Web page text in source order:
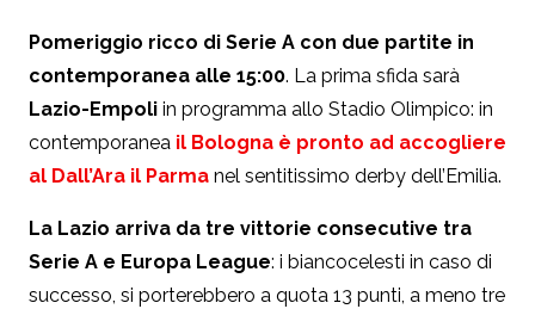
Pomeriggio ricco di Serie A con due partite in
contemporanea alle 15:00. La prima sfida sarà
Lazio-Empoli in programma allo Stadio Olimpico: in
contemporanea il Bologna è pronto ad accogliere
al Dall’Ara il Parma nel sentitissimo derby dell’Emilia.
La Lazio arriva da tre vittorie consecutive tra
Serie A e Europa League: i biancocelesti in caso di
successo, si porterebbero a quota 13 punti, a meno tre